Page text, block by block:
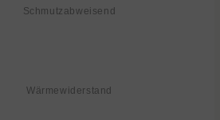
Schmutzabweisend
Wärmewiderstand